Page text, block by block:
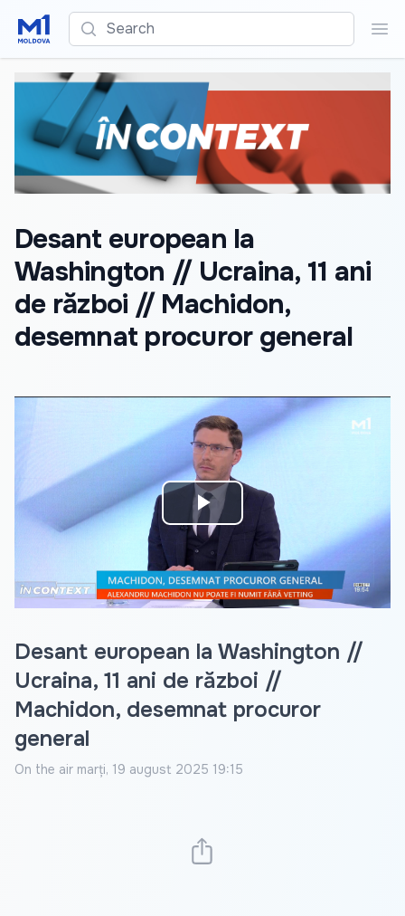
Search
Desant european la
Washington // Ucraina, 11 ani
de război // Machidon,
desemnat procuror general
Play
Video
Desant european la Washington //
Ucraina, 11 ani de război //
Machidon, desemnat procuror
general
On the air marți, 19 august 2025 19:15